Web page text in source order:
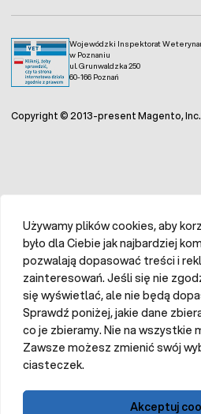
Wojewódzki Inspektorat
w Poznaniu
ul. Grunwaldzka 250
60-166 Poznań
Copyright © 2013-present Magento,
Używamy plików cookies, aby
było dla Ciebie jak najbardziej
pozwalają dopasować treści i
zainteresowań. Jeśli się nie
się wyświetlać, ale nie będą
Sprawdź poniżej, jakie dane
co je zbieramy. Nie na wszystkie
Zawsze możesz zmienić swój
ciasteczek.
Akceptuj